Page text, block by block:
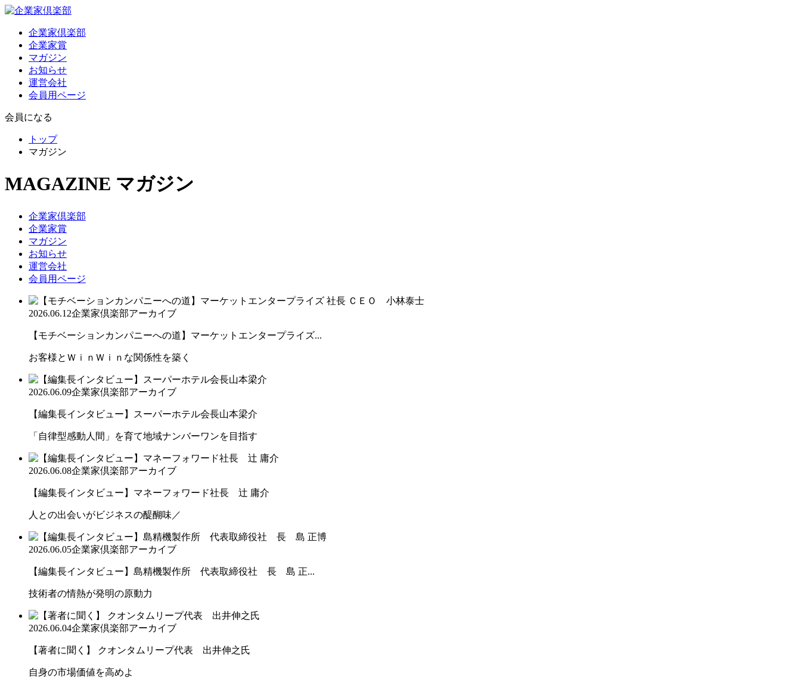
企業家倶楽部
企業家賞
マガジン
お知らせ
運営会社
会員用ページ
会員になる
トップ
マガジン
MAGAZINE マガジン
企業家倶楽部
企業家賞
マガジン
お知らせ
運営会社
会員用ページ
2026.06.12企業家倶楽部アーカイブ
【モチベーションカンパニーへの道】マーケットエンタープライズ...
お客様とＷｉｎＷｉｎな関係性を築く
2026.06.09企業家倶楽部アーカイブ
【編集長インタビュー】スーパーホテル会長山本梁介
「自律型感動人間」を育て地域ナンバーワンを目指す
2026.06.08企業家倶楽部アーカイブ
【編集長インタビュー】マネーフォワード社長 辻 庸介
人との出会いがビジネスの醍醐味／
2026.06.05企業家倶楽部アーカイブ
【編集長インタビュー】島精機製作所 代表取締役社 長 島 正...
技術者の情熱が発明の原動力
2026.06.04企業家倶楽部アーカイブ
【著者に聞く】 クオンタムリープ代表 出井伸之氏
自身の市場価値を高めよ